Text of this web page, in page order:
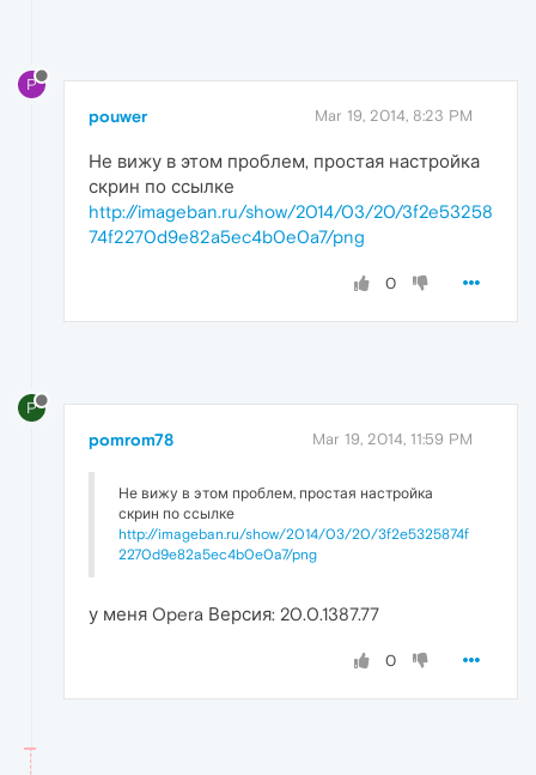
P
pouwer Mar 19, 2014, 8:23 PM
Не вижу в этом проблем, простая настройка
скрин по ссылке
http://imageban.ru/show/2014/03/20/3f2e53258
74f2270d9e82a5ec4b0e0a7/png
0
P
pomrom78 Mar 19, 2014, 11:59 PM
Не вижу в этом проблем, простая настройка
скрин по ссылке
http://imageban.ru/show/2014/03/20/3f2e5325874f
2270d9e82a5ec4b0e0a7/png
у меня Opera Версия: 20.0.1387.77
0